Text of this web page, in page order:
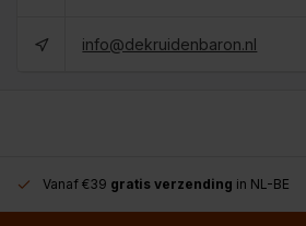
info@dekruidenbaron.nl
Vanaf €39 gratis verzending in NL-BE